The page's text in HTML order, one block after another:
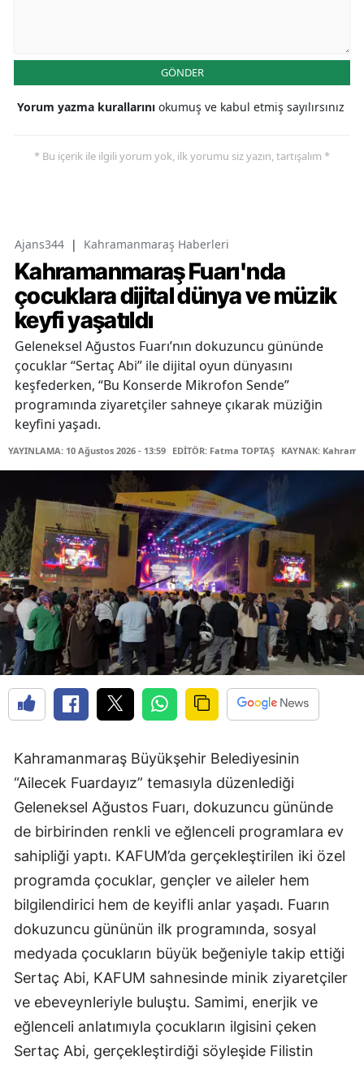
GÖNDER
Yorum yazma kurallarını okumuş ve kabul etmiş sayılırsınız
* Bu içerik ile ilgili yorum yok, ilk yorumu siz yazın, tartışalım *
Ajans344 | Kahramanmaraş Haberleri
Kahramanmaraş Fuarı'nda
çocuklara dijital dünya ve müzik
keyfi yaşatıldı
Geleneksel Ağustos Fuarı’nın dokuzuncu gününde
çocuklar “Sertaç Abi” ile dijital oyun dünyasını
keşfederken, “Bu Konserde Mikrofon Sende”
programında ziyaretçiler sahneye çıkarak müziğin
keyfini yaşadı.
YAYINLAMA: 10 Ağustos 2026 - 13:59 EDİTÖR: Fatma TOPTAŞ KAYNAK:
Kahramanmaraş Büyükşehir Belediyesinin
“Ailecek Fuardayız” temasıyla düzenlediği
Geleneksel Ağustos Fuarı, dokuzuncu gününde
de birbirinden renkli ve eğlenceli programlara ev
sahipliği yaptı. KAFUM’da gerçekleştirilen iki özel
programda çocuklar, gençler ve aileler hem
bilgilendirici hem de keyifli anlar yaşadı. Fuarın
dokuzuncu gününün ilk programında, sosyal
medyada çocukların büyük beğeniyle takip ettiği
Sertaç Abi, KAFUM sahnesinde minik ziyaretçiler
ve ebeveynleriyle buluştu. Samimi, enerjik ve
eğlenceli anlatımıyla çocukların ilgisini çeken
Sertaç Abi, gerçekleştirdiği söyleşide Filistin